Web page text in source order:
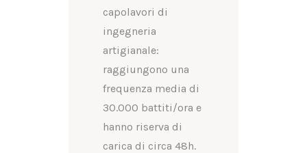
capolavori di
ingegneria
artigianale:
raggiungono una
frequenza media di
30.000 battiti/ora e
hanno riserva di
carica di circa 48h.